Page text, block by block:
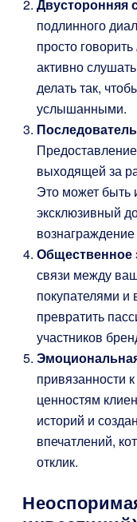
Двусторонняя
подлинного
просто говорить
активно
делать так,
услышанными.
выходящей за
Это может быть
эксклюзивный
Общественное
связи между
покупателями
превратить
участников
привязанности
ценностям
историй и
впечатлений,
отклик.